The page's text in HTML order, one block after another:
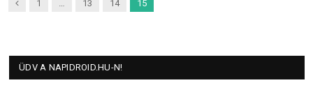
Previous
1 … 13 14 15
ÜDV A NAPIDROID.HU-N!